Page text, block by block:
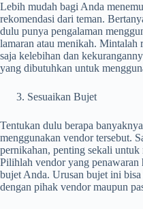
Lebih mudah bagi Anda
rekomendasi dari teman.
dulu punya pengalaman
lamaran atau menikah. Mintalah
saja kelebihan dan
yang dibutuhkan untuk
Sesuaikan Bujet
Tentukan dulu berapa
menggunakan vendor tersebut.
pernikahan, penting sekali untuk
Pilihlah vendor yang penawaran
bujet Anda. Urusan bujet ini
dengan pihak vendor maupun